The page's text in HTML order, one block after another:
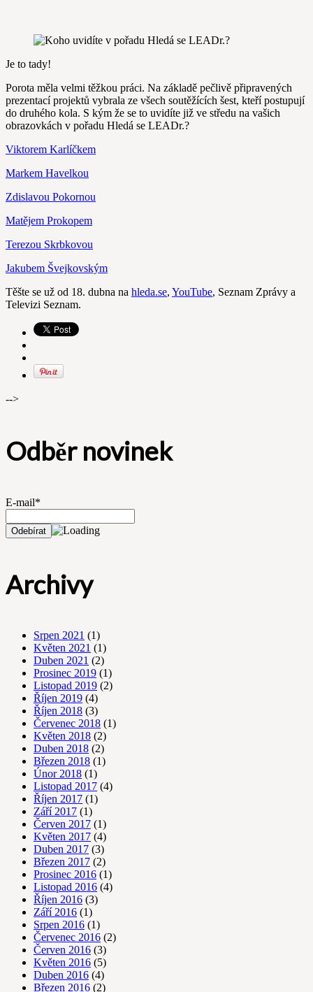
Je to tady!
Porota měla velmi těžkou práci. Na základě pečlivě připravených
prezentací projektů vybrala ze všech soutěžících šest, kteří postupují
do druhého kola. S kým že se to uvidíte již ve středu na vašich
obrazovkách v pořadu Hledá se LEADr.?
Viktorem Karlíčkem
Markem Havelkou
Zdislavou Pokornou
Matějem Prokopem
Terezou Skrbkovou
Jakubem Švejkovským
Těšte se už od 18. dubna na hleda.se, YouTube, Seznam Zprávy a
Televizi Seznam.
-->
Odběr novinek
E-mail*
Archivy
Srpen 2021 (1)
Květen 2021 (1)
Duben 2021 (2)
Prosinec 2019 (1)
Listopad 2019 (2)
Říjen 2019 (4)
Říjen 2018 (3)
Červenec 2018 (1)
Květen 2018 (2)
Duben 2018 (2)
Březen 2018 (1)
Únor 2018 (1)
Listopad 2017 (4)
Říjen 2017 (1)
Září 2017 (1)
Červen 2017 (1)
Květen 2017 (4)
Duben 2017 (3)
Březen 2017 (2)
Prosinec 2016 (1)
Listopad 2016 (4)
Říjen 2016 (3)
Září 2016 (1)
Srpen 2016 (1)
Červenec 2016 (2)
Červen 2016 (3)
Květen 2016 (5)
Duben 2016 (4)
Březen 2016 (2)